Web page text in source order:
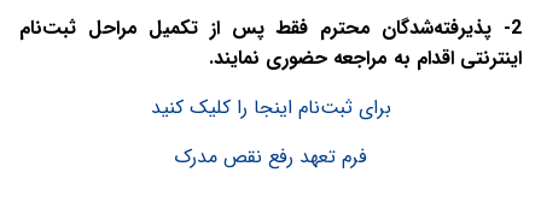
2- پذیرفته‌شدگان محترم فقط پس از تکمیل مراحل ثبت‌نام
اینترنتی اقدام به مراجعه حضوری نمایند.
برای ثبت‌نام اینجا را کلیک کنید
فرم تعهد رفع نقص مدرک